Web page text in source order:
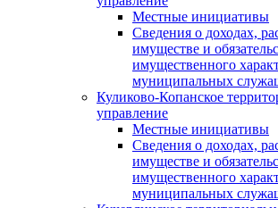
Местные инициативы
Сведения о доходах,
имуществе и
имущественного
муниципальных
Куликово-Копанское
управление
Местные инициативы
Сведения о доходах,
имуществе и
имущественного
муниципальных